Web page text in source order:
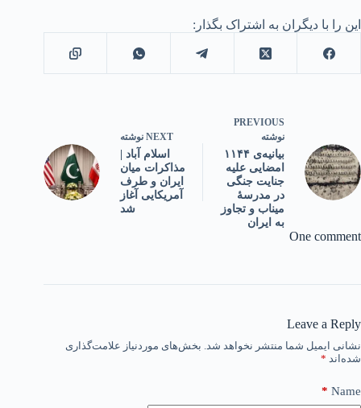
این را با دیگران به اشتراک بگذار:
PREVIOUS
نوشته
بیانیه‌ی ۱۱۴۴
امضایی علیه
جنایت جنگی
در مدرسهٔ
میناب و تجاوز
به ایران
NEXT نوشته
اسلام آباد |
مذاکرات میان
ایران و طرف
آمریکایی آغاز
شد
One comment
Leave a Reply
نشانی ایمیل شما منتشر نخواهد شد. بخش‌های موردنیاز علامت‌گذاری
شده‌اند *
Name
*